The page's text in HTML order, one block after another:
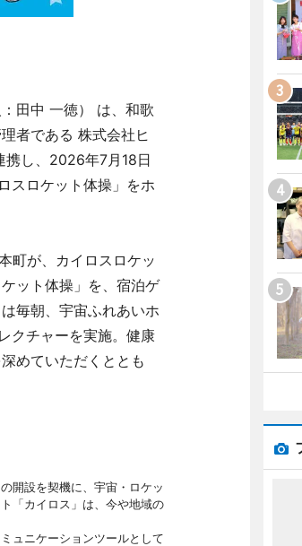
田中 一徳） は、和歌
者である 株式会社ヒ
携し、2026年7月18日
スロケット体操」をホ
町が、カイロスロケッ
ット体操」を、宿泊ゲ
毎朝、宇宙ふれあいホ
クチャーを実施。健康
めていただくととも
開設を契機に、宇宙・ロケッ
「カイロス」は、今や地域の
ュニケーションツールとして